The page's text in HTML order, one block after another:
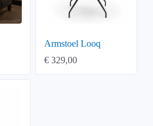
Armstoel Looq
€329,00